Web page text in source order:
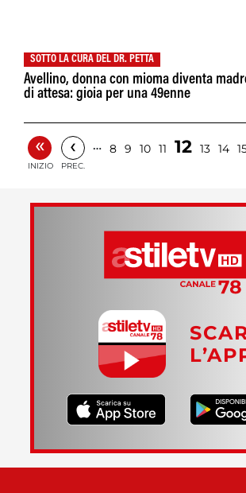
SOTTO LA CURA DEL DR. PETTA
Avellino, donna con mioma diventa
di attesa: gioia per una 49enne
«
INIZIO
‹
PREC.
… 8 9 10 11 12 13 14